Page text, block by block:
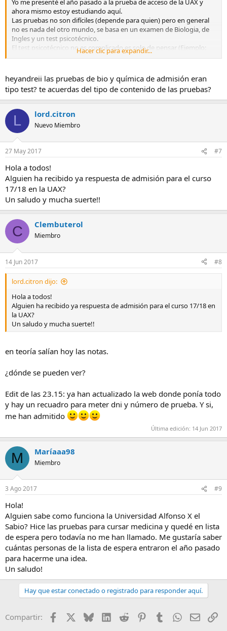
Yo me presenté el año pasado a la prueba de acceso de la UAX y
ahora mismo estoy estudiando aquí.
Las pruebas no son difíciles (depende para quien) pero en general
no es nada del otro mundo, se basa en un examen de Biologia, de
Ingles y un test psicotécnico.
El test psicotécnico no es complicado es solo de pensar (Ejemplo:
Cuadrado, triángulo, cuadrado, xxxx) en este caso xxxx seria
geometricas juntas y tienes que decir cuantas caras tiene el total
etc..
Espero haberte ayudado.
Hacer clic para expandir...
heyandreii las pruebas de bio y química de admisión eran
tipo test? te acuerdas del tipo de contenido de las pruebas?
L lord.citron
Nuevo Miembro
27 May 2017 #7
Hola a todos!
Alguien ha recibido ya respuesta de admisión para el curso
17/18 en la UAX?
Un saludo y mucha suerte!!
C Clembuterol
Miembro
14 Jun 2017 #8
lord.citron dijo:
Hola a todos!
Alguien ha recibido ya respuesta de admisión para el curso 17/18 en
la UAX?
Un saludo y mucha suerte!!
en teoría salían hoy las notas.
¿dónde se pueden ver?
Edit de las 23.15: ya han actualizado la web donde ponía todo
y hay un recuadro para meter dni y número de prueba. Y si,
me han admitido
Última edición: 14 Jun 2017
M Maríaaa98
Miembro
3 Ago 2017 #9
Hola!
Alguien sabe como funciona la Universidad Alfonso X el
Sabio? Hice las pruebas para cursar medicina y quedé en lista
de espera pero todavía no me han llamado. Me gustaría saber
cuántas personas de la lista de espera entraron el año pasado
para hacerme una idea.
Un saludo!
Hay que estar conectado o registrado para responder aquí.
Compartir: Facebook BlueskyLinkedIn
Reddit PinterestTumblr WhatsApp
E-mail